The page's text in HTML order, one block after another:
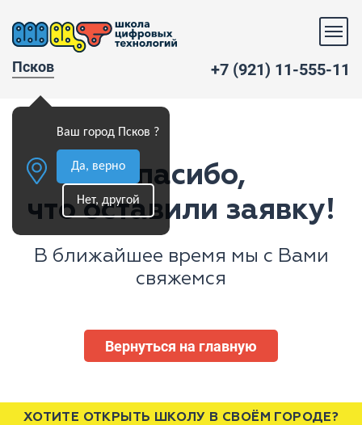
Псков
Ваш город Псков ?
Да, верно
Нет, другой
+7 (921) 11-555-11
Спасибо,
что оставили заявку!
В ближайшее время мы с Вами
свяжемся
Вернуться на главную
ХОТИТЕ ОТКРЫТЬ ШКОЛУ В СВОЁМ ГОРОДЕ?